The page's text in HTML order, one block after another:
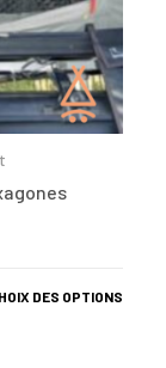
DES OPTIONS